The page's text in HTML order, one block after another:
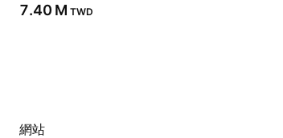
‪7.40 M‬ TWD
網站